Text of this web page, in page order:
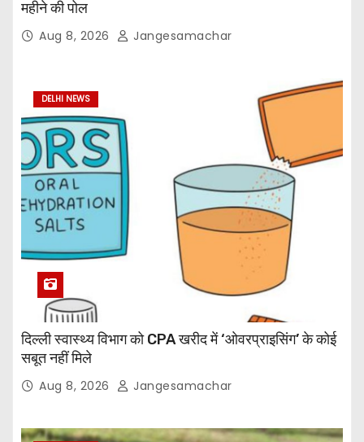
महीने की पोल
Aug 8, 2026 Jangesamachar
DELHI NEWS
दिल्ली स्वास्थ्य विभाग को CPA खरीद में ‘ओवरप्राइसिंग’ के कोई
सबूत नहीं मिले
Aug 8, 2026 Jangesamachar